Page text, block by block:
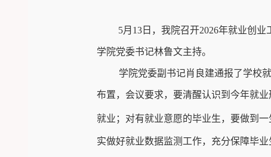
5月 13 日，我院召开2026年就业创业
学院党委书记林鲁文主持。
学院党委副书记肖良建通报了学校
布置，会议要求，要清醒认识到今年就
就业；对有就业意愿的毕业生，要做到
实做好就业数据监测工作，充分保障毕业